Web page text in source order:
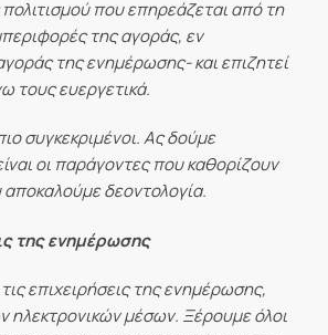
που επηρεάζεται από τη
της αγοράς, εν
της ενημέρωσης- και επιζητεί
τους ευεργετικά.
συγκεκριμένοι. Ας δούμε
οι παράγοντες που καθορίζουν
δεοντολογία.
της ενημέρωσης
επιχειρήσεις της ενημέρωσης,
ηλεκτρονικών μέσων. Ξέρουμε όλοι